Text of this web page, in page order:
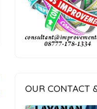
OUR CONTACT